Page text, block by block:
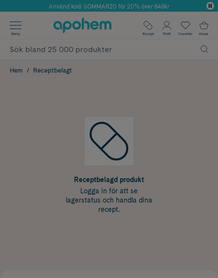
Årets Butik 2025 inom Skönhet
Använd kod: SOMMAR20 för 20% över 649kr
✓ Fri frakt
✓ Poäng på alla köp*
Meny Recept Profil Favoriter Kassa
Hem Receptbelagt
Receptbelagd produkt
Logga in för att se
lagerstatus och handla dina
recept.